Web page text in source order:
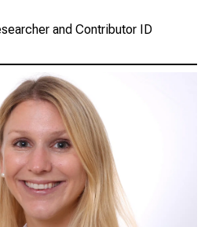
and Contributor ID